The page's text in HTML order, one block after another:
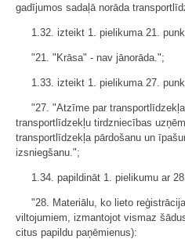
gadījumos sadaļā norāda
1.32. izteikt 1. pielikuma 21.
"21. "Krāsa" - nav jānorāda.";
1.33. izteikt 1. pielikuma 27.
"27. "Atzīme par
transportlīdzekļu tirdzniecības
transportlīdzekļa pārdošanu un
izsniegšanu.";
1.34. papildināt 1. pielikumu ar
"28. Materiālu, ko lieto
viltojumiem, izmantojot vismaz
citus papildu paņēmienus):